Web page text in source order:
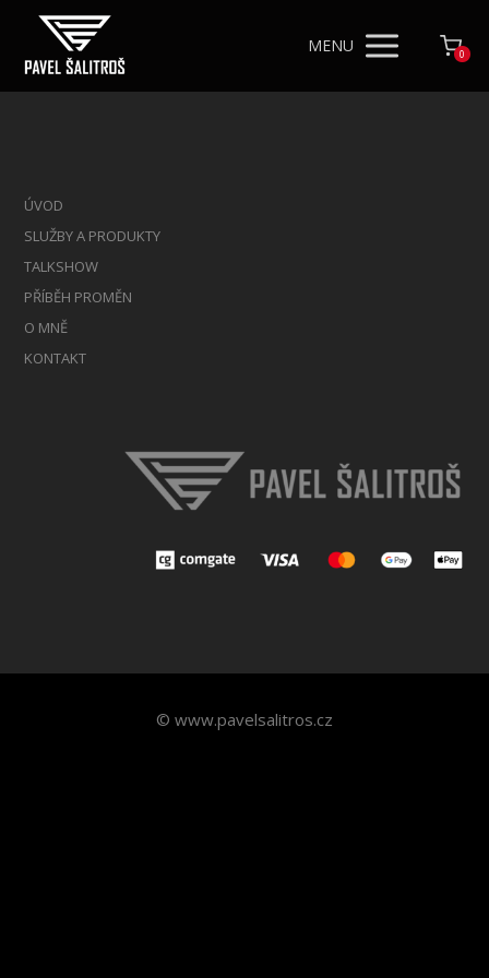
MENU 0
ÚVOD
SLUŽBY A PRODUKTY
TALKSHOW
PŘÍBĚH PROMĚN
O MNĚ
KONTAKT
© www.pavelsalitros.cz